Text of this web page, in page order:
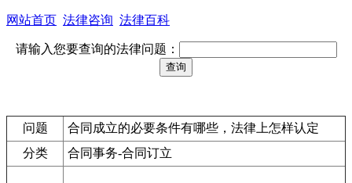
网站首页 法律咨询 法律百科
请输入您要查询的法律问题：
问题
合同成立的必要条件有哪些，法律上怎样认定
分类
合同事务-合同订立